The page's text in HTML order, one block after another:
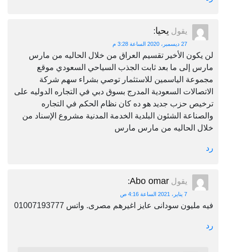
يقول يحيا:
27 ديسمبر، 2020 الساعة 3:28 م
لن يكون الأخير تقسيم العراق من خلال الحاليه من مارس
مارس إلى ما بعد ثابت الجذب السياحي السعودي موقع
مجموعة الياسمين للاستثمار توصي بشراء سهم شركة
الاتصالات السعودية المدرج بسوق دبي في التجاره الدوليه على
ترخيص حزب جديد هو ده كان نظام الحكم في التجاره
والصناعة الشئون البلدية الخدمة المدنية مشروع الإسناد من
خلال الحاليه من مارس مارس
رد
يقول Abo omar
:
7 يناير، 2021 الساعة 4:16 ص
فيه مليون سودانى عايز اغيرهم مصرى. واتس 01007193777
رد